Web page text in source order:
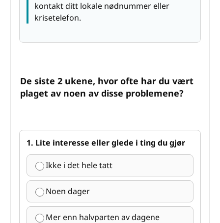
kontakt ditt lokale nødnummer eller
krisetelefon.
De siste 2 ukene, hvor ofte har du vært
plaget av noen av disse problemene?
1. Lite interesse eller glede i ting du gjør
Ikke i det hele tatt
Noen dager
Mer enn halvparten av dagene